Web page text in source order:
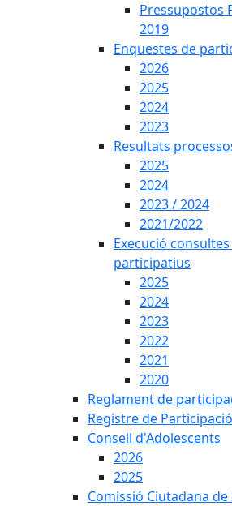
Pressupostos
2019
Enquestes de
2026
2025
2024
2023
Resultats
2025
2024
2023 / 2024
2021/2022
Execució
participatius
2025
2024
2023
2022
2021
2020
Reglament de
Registre de
Consell d'Adolescents
2026
2025
Comissió Ciutadana de